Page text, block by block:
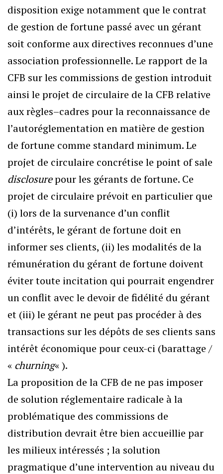
disposition exige notamment que le contrat
de gestion de fortune passé avec un gérant
soit conforme aux directives reconnues d’une
association professionnelle. Le rapport de la
CFB sur les commissions de gestion introduit
ainsi le projet de circulaire de la CFB relative
aux règles–cadres pour la reconnaissance de
l’autoréglementation en matière de gestion
de fortune comme standard minimum. Le
projet de circulaire concrétise le point of sale
disclosurepour les gérants de fortune. Ce
projet de circulaire prévoit en particulier que
(i) lors de la survenance d’un conflit
d’intérêts, le gérant de fortune doit en
informer ses clients, (ii) les modalités de la
rémunération du gérant de fortune doivent
éviter toute incitation qui pourrait engendrer
un conflit avec le devoir de fidélité du gérant
et (iii) le gérant ne peut pas procéder à des
transactions sur les dépôts de ses clients sans
intérêt économique pour ceux-ci (barattage /
« churning« ).
La proposition de la CFB de ne pas imposer
de solution réglementaire radicale à la
problématique des commissions de
distribution devrait être bien accueillie par
les milieux intéressés ; la solution
pragmatique d’une intervention au niveau du